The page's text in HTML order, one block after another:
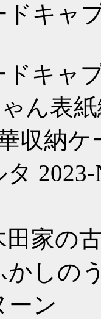
ドキャ
ドキャ
ん表
収納
タ
田家の
かしの
ーン